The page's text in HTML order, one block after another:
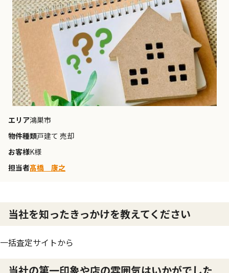
エリア鴻巣市
物件種類戸建て 売却
お客様K様
担当者髙橋 康之
当社を知ったきっかけを教えてください
一括査定サイトから